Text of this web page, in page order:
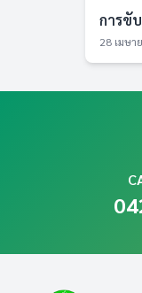
การขั
28 เมษา